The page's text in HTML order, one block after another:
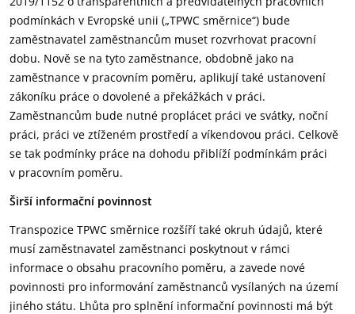
podmínkách v Evropské unii („TPWC směrnice“) bude
zaměstnavatel zaměstnancům muset rozvrhovat pracovní
dobu. Nově se na tyto zaměstnance, obdobně jako na
zaměstnance v pracovním poměru, aplikují také ustanovení
zákoníku práce o dovolené a překážkách v práci.
Zaměstnancům bude nutné proplácet práci ve svátky, noční
práci, práci ve ztíženém prostředí a víkendovou práci. Celkově
se tak podmínky práce na dohodu přiblíží podmínkám práci
v pracovním poměru.
Širší informační povinnost
Transpozice TPWC směrnice rozšíří také okruh údajů, které
musí zaměstnavatel zaměstnanci poskytnout v rámci
informace o obsahu pracovního poměru, a zavede nové
povinnosti pro informování zaměstnanců vysílaných na území
jiného státu. Lhůta pro splnění informační povinnosti má být